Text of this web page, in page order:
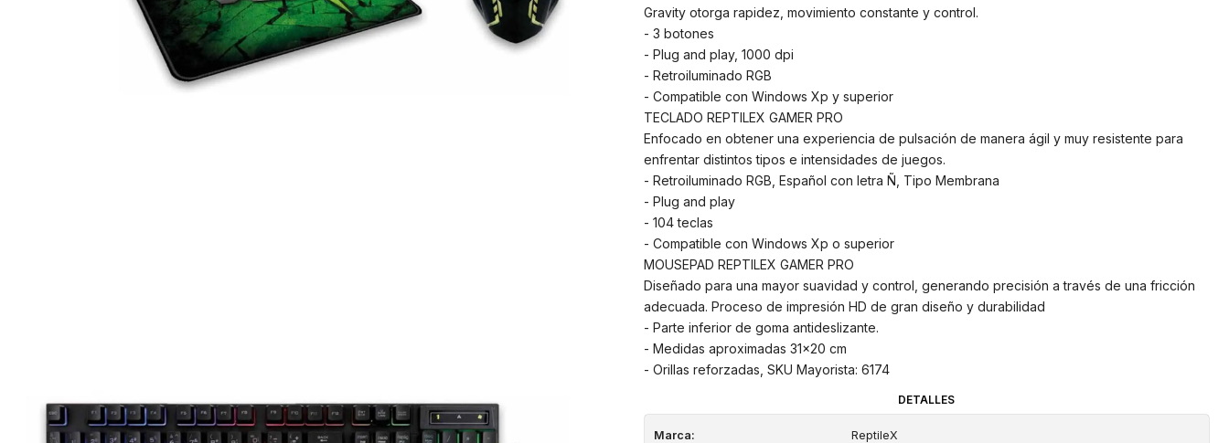
Gravity otorga rapidez, movimiento constante y control.
- 3 botones
- Plug and play, 1000 dpi
- Retroiluminado RGB
- Compatible con Windows Xp y superior
TECLADO REPTILEX GAMER PRO
Enfocado en obtener una experiencia de pulsación de manera ágil y muy resistente para
enfrentar distintos tipos e intensidades de juegos.
- Retroiluminado RGB, Español con letra Ñ, Tipo Membrana
- Plug and play
- 104 teclas
- Compatible con Windows Xp o superior
MOUSEPAD REPTILEX GAMER PRO
Diseñado para una mayor suavidad y control, generando precisión a través de una fricción
adecuada. Proceso de impresión HD de gran diseño y durabilidad
- Parte inferior de goma antideslizante.
- Medidas aproximadas 31x20 cm
- Orillas reforzadas, SKU Mayorista: 6174
DETALLES
Marca: ReptileX